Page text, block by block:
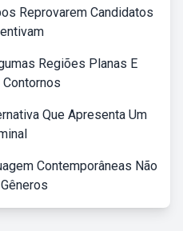
Reprovarem Candidatos
Regiões Planas E
Que Apresenta Um
Contemporâneas Não